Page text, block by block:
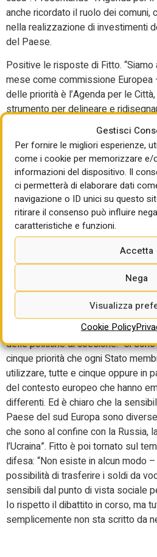
Gestisci
Per fornire le migliori esperienze,
come i cookie per memorizzare e/
informazioni del dispositivo. Il
ci permetterà di elaborare dati
navigazione o ID unici su questo
ritirare il consenso può influire
caratteristiche e funzioni.
Accetta
Nega
Visualizza
Cookie Policy
anche ricordato il ruolo dei comuni,
nella realizzazione di investimenti
del Paese.
Positive le risposte di Fitto.
mese come commissione
delle priorità è l’Agenda per le
strumento per delineare e
tenendo conto del fatto che hanno
temi come la competitività, la casa,
questo bisognerà lavorare
ha detto che “quello di oggi è
confronto molto positivo, un’utile
ascoltare suggerimenti importanti
metteremo in campo nei prossimi
concludere entro l’anno”.
Fitto: ogni Stato
sull’uso dei
coesione
Fitto è poi tornato a spiegare la sua
delle politiche di coesione. “Ci
cinque priorità che ogni Stato
utilizzare, tutte e cinque oppure in
del contesto europeo che hanno
differenti. Ed è chiaro che la
Paese del sud Europa sono
che sono al confine con la Russia,
l’Ucraina”. Fitto è poi tornato sul
difesa: “Non esiste in alcun modo
possibilità di trasferire i soldi da
sensibili dal punto di vista sociale
Io rispetto il dibattito in corso, ma
semplicemente non sta scritto da